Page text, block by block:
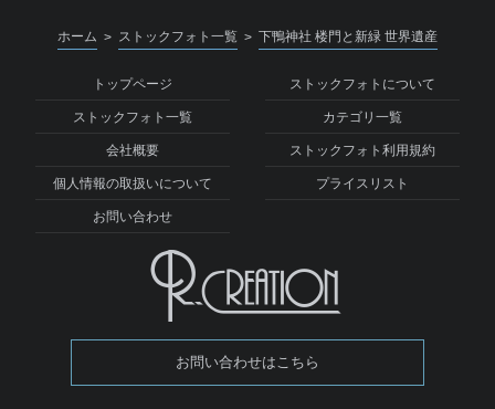
ホーム > ストックフォト一覧 > 下鴨神社 楼門と新緑 世界遺産
トップページ ストックフォトについて
ストックフォト一覧 カテゴリ一覧
会社概要 ストックフォト利用規約
個人情報の取扱いについて プライスリスト
お問い合わせ
お問い合わせはこちら